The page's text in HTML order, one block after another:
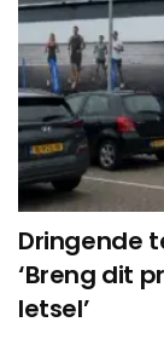
Dringende
‘Breng dit
letsel’